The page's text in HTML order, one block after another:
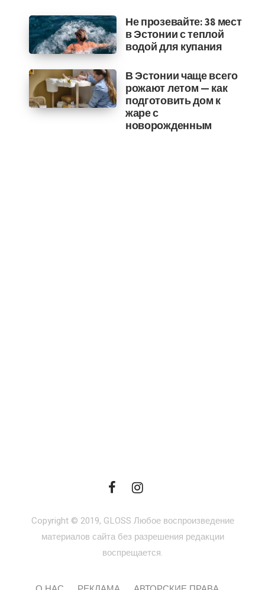
Не прозевайте: 38 мест
в Эстонии с теплой
водой для купания
В Эстонии чаще всего
рожают летом — как
подготовить дом к
жаре с
новорожденным
Copyright © 2019, GLOSS Любое воспроизведение
материалов сайта без разрешения редакции
воспрещается.